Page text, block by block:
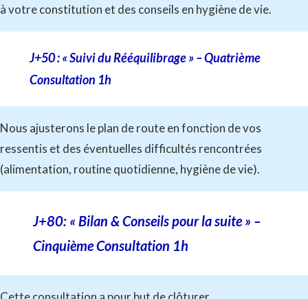
à votre constitution et des conseils en hygiène de vie.
J+50 : « Suivi du Rééquilibrage » – Quatrième
Consultation 1h
Nous ajusterons le plan de route en fonction de vos
ressentis et des éventuelles difficultés rencontrées
(alimentation, routine quotidienne, hygiène de vie).
J+80: « Bilan & Conseils pour la suite » –
Cinquième Consultation 1h